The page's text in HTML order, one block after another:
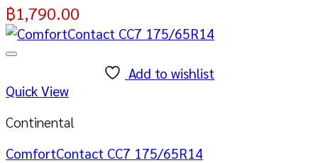
฿1,790.00
Add to wishlist
Quick View
Continental
ComfortContact CC7 175/65R14